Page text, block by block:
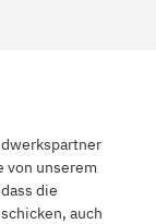
von unserem
die
auch